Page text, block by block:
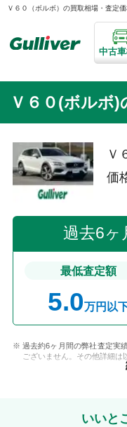
Ｖ６０（ボルボ）の買取相場・査定
中古
Ｖ６０(ボルボ)
Ｖ
価
過去6ヶ
最低査定額
5.0万円以
過去約6ヶ月間の弊社査定実
ございません。その他詳細は
いいと